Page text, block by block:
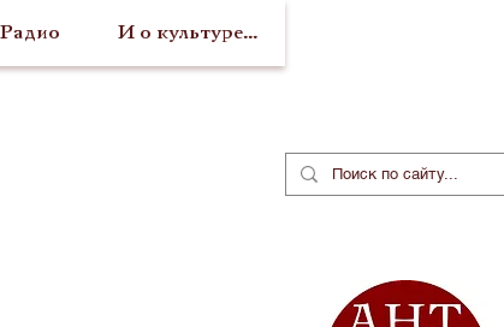
Радио И о культуре...